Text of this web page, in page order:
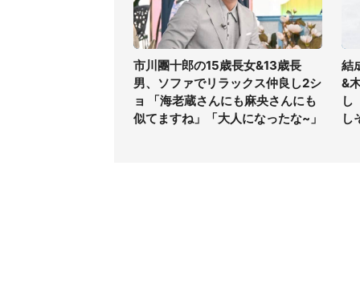
市川團十郎の15歳長女&13歳長
男、ソファでリラックス仲良し2シ
ョ 「海老蔵さんにも麻央さんにも
似てますね」「大人になったな~」
結
&
し
し